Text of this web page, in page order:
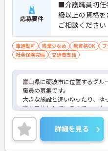
応募要件
■介護職員初任
級以上の資格
ご相談ください
車通勤可 残業少なめ 無資格OK
社会保険完備
交通費支給
富山県に砺波市に位置するグル
職員の募集です。
大きな施設と違いゆったり、ゆ
事を目的としているので、スタ
介護」と言った分野が中心とな
ご興味のある方には、面接対策
に詳細をお話しいたしますので
ださい。
詳細を見る